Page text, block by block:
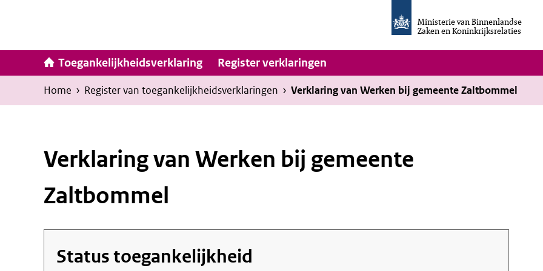
inhoud
Ministerie van Binnenlandse
Zaken en Koninkrijksrelaties
van
Invulassistent
Toegankelijkheidsverklaring
Toegankelijkheidsverklaring Hoofdnavigatie
Register verklaringen
Kruimelpad
U
bevindt
Home › Register van toegankelijkheids­verklaringen › Verklaring van Werken bij gemeente Zaltbommel
Verklaring van Werken bij gemeente
Zaltbommel
Status toegankelijkheid